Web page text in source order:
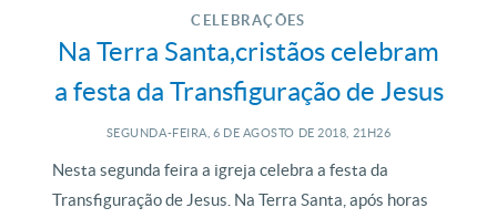
CELEBRAÇÕES
Na Terra Santa,cristãos celebram
a festa da Transfiguração de Jesus
SEGUNDA-FEIRA, 6 DE AGOSTO DE 2018, 21H26
Nesta segunda feira a igreja celebra a festa da
Transfiguração de Jesus. Na Terra Santa, após horas